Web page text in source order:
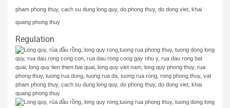
pham phong thuy, cach su dung long quy, do phong thuy, do dong viet, khai
quang phong thuy
Regulation